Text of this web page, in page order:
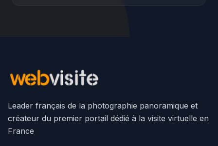
Leader français de la photographie panoramique et
créateur du premier portail dédié à la visite virtuelle en
France